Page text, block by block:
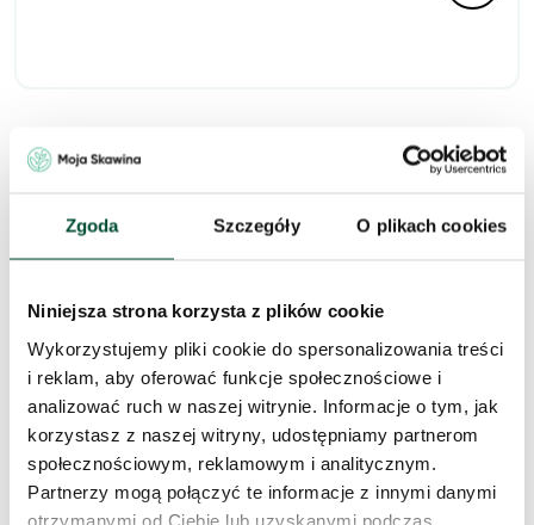
Zgoda Szczegóły O plikach cookies
Niniejsza strona korzysta z plików cookie
Wykorzystujemy pliki cookie do spersonalizowania treści
i reklam, aby oferować funkcje społecznościowe i
analizować ruch w naszej witrynie. Informacje o tym, jak
korzystasz z naszej witryny, udostępniamy partnerom
społecznościowym, reklamowym i analitycznym.
Partnerzy mogą połączyć te informacje z innymi danymi
otrzymanymi od Ciebie lub uzyskanymi podczas
mieszkanie
Skorzystaj z formularza i przekaż naszym doradcom prośbę o
kontakt w sprawie tego mieszkania.
Skontaktujemy się w przeciągu 1 dnia roboczego
Imię i nazwisko